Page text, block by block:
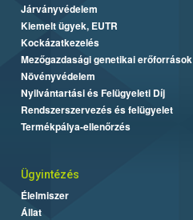
Járványvédelem
Kiemelt ügyek, EUTR
Kockázatkezelés
Mezőgazdasági genetikai erőforrások
Növényvédelem
Nyilvántartási és Felügyeleti Díj
Rendszerszervezés és felügyelet
Termékpálya-ellenőrzés
Ügyintézés
Élelmiszer
Állat